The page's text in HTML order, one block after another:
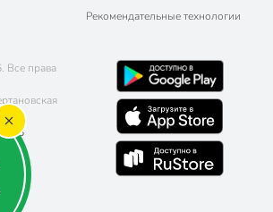
Рекомендательные технологии
Все права
06